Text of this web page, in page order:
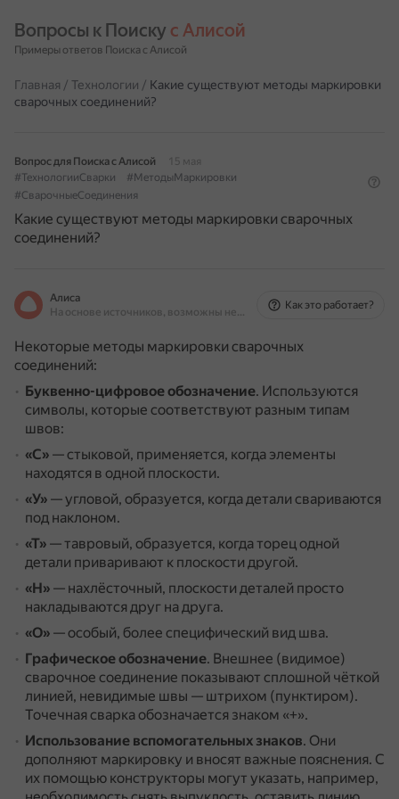
Вопросы к Поиску с Алисой
Примеры ответов Поиска с Алисой
Главная / Технологии / Какие существуют методы маркировки
сварочных соединений?
Вопрос для Поиска с Алисой
15 мая
#ТехнологииСварки
#МетодыМаркировки
#СварочныеСоединения
Какие существуют методы маркировки сварочных
соединений?
Алиса
На основе источников, возможны неточности
Как это работает?
Некоторые методы маркировки сварочных
соединений:
Буквенно-цифровое обозначение. Используются
символы, которые соответствуют разным типам
швов:
«С» — стыковой, применяется, когда элементы
находятся в одной плоскости.
«У» — угловой, образуется, когда детали свариваются
под наклоном.
«Т» — тавровый, образуется, когда торец одной
детали приваривают к плоскости другой.
«Н» — нахлёсточный, плоскости деталей просто
накладываются друг на друга.
«О» — особый, более специфический вид шва.
Графическое обозначение. Внешнее (видимое)
сварочное соединение показывают сплошной чёткой
линией, невидимые швы — штрихом (пунктиром).
Точечная сварка обозначается знаком «+».
Использование вспомогательных знаков. Они
дополняют маркировку и вносят важные пояснения. С
их помощью конструкторы могут указать, например,